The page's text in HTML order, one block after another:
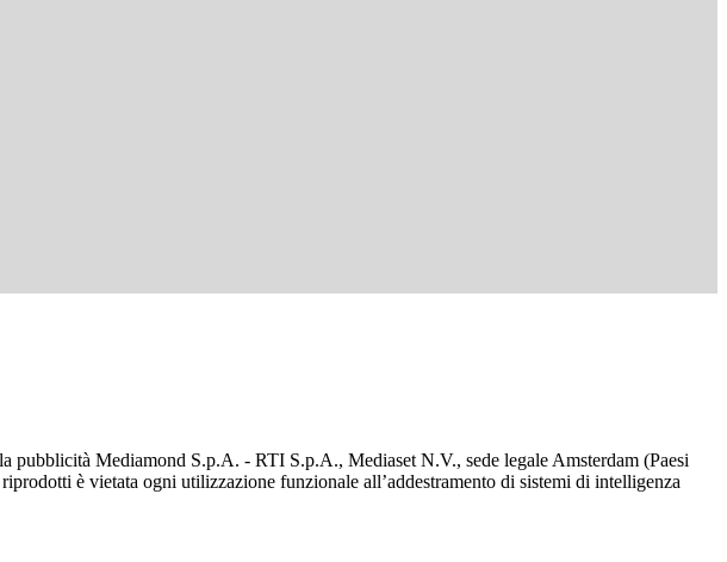
Mediamond S.p.A. - RTI S.p.A., Mediaset N.V., sede legale Amsterdam (Paesi
è vietata ogni utilizzazione funzionale all’addestramento di sistemi di intelligenza